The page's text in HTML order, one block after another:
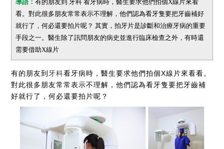
導語：有的朋友到 牙科 看牙病時，醫生要求他們拍個X線片來看
看。對此很多朋友常常表示不理解，他們認為看牙隻要把牙齒補好
就行了，何必還要拍片呢？ 其實，拍牙片是診斷和治療牙病的重要
手段之一。醫生除了訊問朋友的病史並進行臨床檢查之外，有時還
需要借助X線片
有的朋友到 牙科看牙病時，醫生要求他們拍個X線片來看看。
對此很多朋友常常表示不理解，他們認為看牙隻要把牙齒補
好就行了，何必還要拍片呢？